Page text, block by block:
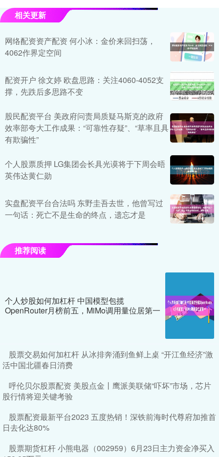
相关更新
网络配资资产配资 何小冰：金价来回扫荡，
4062作界定空间
配资开户 徐文婷 欧盘思路：关注4060-4052支
撑，先跌后多思路不变
股民配资平台 美政府问责局质疑马斯克的政府
效率部夸大工作成果：“可靠性存疑”、“草率且具
有欺骗性”
个人股票质押 LG集团会长具光谟将于下周会晤
英伟达黄仁勋
实盘配资平台合法吗 东野圭吾去世，他曾写过
一句话：死亡不是生命的终点，遗忘才是
推荐阅读
个人炒股如何加杠杆 中国模型包揽
OpenRouter月榜前五，MiMo调用量位居第一
股票交易如何加杠杆 从冰排奔涌到鱼鲜上桌 “开江鱼经济”激
活中国北疆春日消费
呼伦贝尔股票配资 美股点金丨鹰派美联储“吓坏”市场，芯片
股行情将迎关键考验
股票配资最新平台2023 五度热销！深铁前海时代尊府加推首
日去化达80%
股票期货杠杆 小熊电器（002959）6月23日主力资金净买入